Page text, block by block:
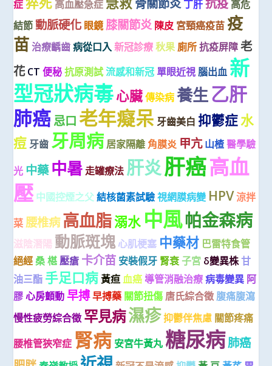
症 高血壓急症 丁肝
高危
結節 動脈硬化 眼鏡 膝關節炎 陳皮 宮頸癌疫苗 疫
苗 治療齲齒 病從口入 新冠診療 秋果 廁所 抗疫屏障 老
花 CT 便秘 抗原測試 流感和新冠 單眼近視 腦出血 新
型冠狀病毒心臟 傳染病 養生乙肝
肺癌忌口 老年癡呆 牙齒美白 抑鬱症水
痘 牙齒 牙周病 居家隔離 角膜炎 甲亢 山楂 醫學驗
光 中藥 中暑 走罐療法 肝炎肝癌高血
壓 中國控煙之父 結核菌素試驗 視網膜病變 HPV涼拌
菜 腰椎病高血脂溺水 中風帕金森病
滋陰潛陽 動脈斑塊 心肌梗塞 中藥材 巴雷特食管
絕經 桑 椹 壓瘡 卡介苗 安裝假牙 腎衰 子宮 δ變異株甘
油三酯 手足口病 黃疸 血癌 導管消融治療 病毒變異 阿
膠 心房顫動 早搏早搏藥 關節扭傷 唐氏綜合徵 腹痛腹瀉
慢性疲勞綜合徵 罕見病濕疹抑鬱伴焦慮 關節疼痛
腰椎管狹窄症 腎病 安宮牛黃丸 糖尿病肺癌